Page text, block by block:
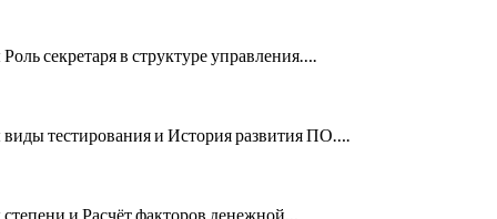
секретаря в структуре управления….
тестирования и История развития ПО….
и Расчёт факторов денежной…